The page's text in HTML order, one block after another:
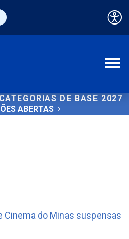
CATEGORIAS DE BASE 2027
ABERTAS
Cinema do Minas suspensas